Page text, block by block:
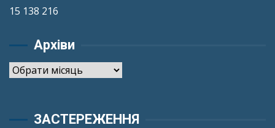
15 138 216
Архіви
Архіви
ЗАСТЕРЕЖЕННЯ